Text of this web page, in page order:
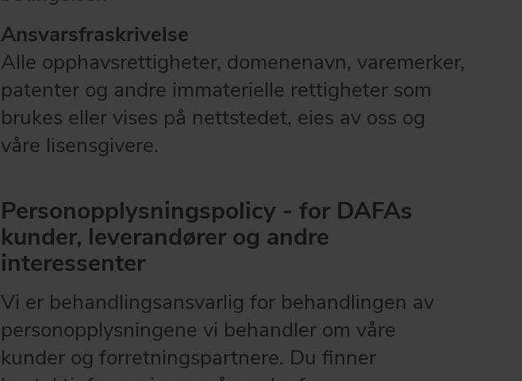
Ansvarsfraskrivelse
Alle opphavsrettigheter, domenenavn, varemerker,
patenter og andre immaterielle rettigheter som
brukes eller vises på nettstedet, eies av oss og
våre lisensgivere.
Personopplysningspolicy - for DAFAs
kunder, leverandører og andre
interessenter
Vi er behandlingsansvarlig for behandlingen av
personopplysningene vi behandler om våre
kunder og forretningspartnere. Du finner